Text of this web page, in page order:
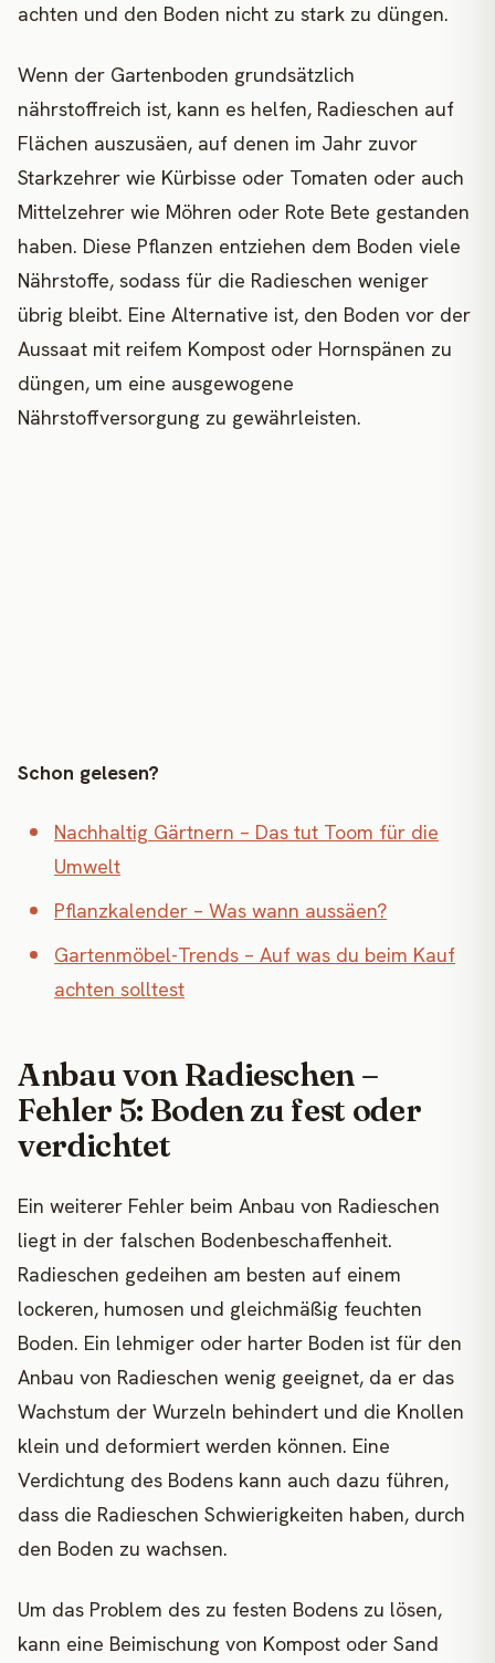
achten und den Boden nicht zu stark zu düngen.
Wenn der Gartenboden grundsätzlich
nährstoffreich ist, kann es helfen, Radieschen auf
Flächen auszusäen, auf denen im Jahr zuvor
Starkzehrer wie Kürbisse oder Tomaten oder auch
Mittelzehrer wie Möhren oder Rote Bete gestanden
haben. Diese Pflanzen entziehen dem Boden viele
Nährstoffe, sodass für die Radieschen weniger
übrig bleibt. Eine Alternative ist, den Boden vor der
Aussaat mit reifem Kompost oder Hornspänen zu
düngen, um eine ausgewogene
Nährstoffversorgung zu gewährleisten.
Schon gelesen?
Nachhaltig Gärtnern – Das tut Toom für die
Umwelt
Pflanzkalender – Was wann aussäen?
Gartenmöbel-Trends – Auf was du beim Kauf
achten solltest
Anbau von Radieschen –
Fehler 5: Boden zu fest oder
verdichtet
Ein weiterer Fehler beim Anbau von Radieschen
liegt in der falschen Bodenbeschaffenheit.
Radieschen gedeihen am besten auf einem
lockeren, humosen und gleichmäßig feuchten
Boden. Ein lehmiger oder harter Boden ist für den
Anbau von Radieschen wenig geeignet, da er das
Wachstum der Wurzeln behindert und die Knollen
klein und deformiert werden können. Eine
Verdichtung des Bodens kann auch dazu führen,
dass die Radieschen Schwierigkeiten haben, durch
den Boden zu wachsen.
Um das Problem des zu festen Bodens zu lösen,
kann eine Beimischung von Kompost oder Sand